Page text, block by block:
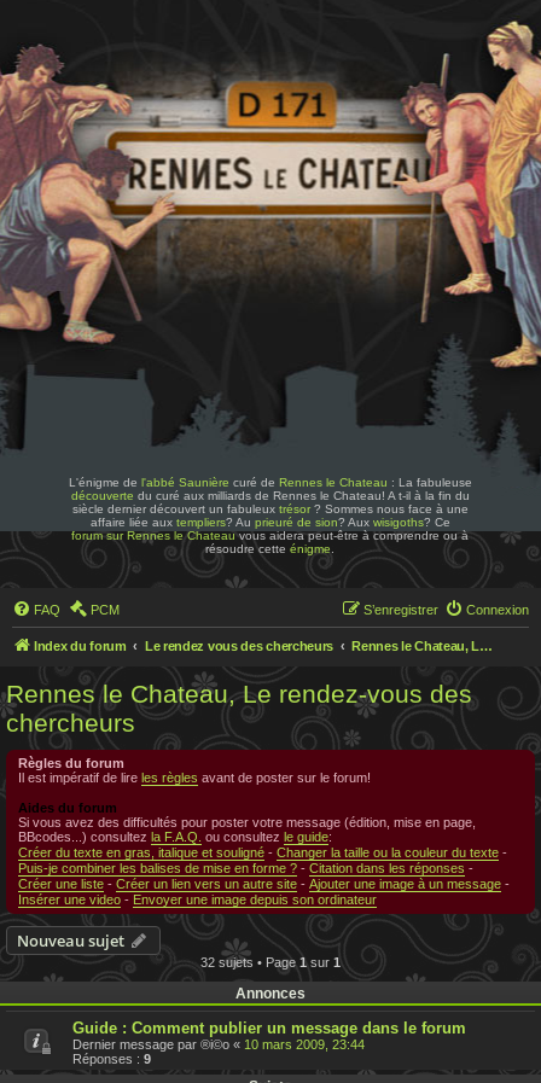
L'énigme de l'abbé Saunière curé de Rennes le Chateau : La fabuleuse
découverte du curé aux milliards de Rennes le Chateau! A t-il à la fin du
siècle dernier découvert un fabuleux trésor? Sommes nous face à une
affaire liée aux templiers? Au prieuré de sion? Aux wisigoths? Ce
forum sur Rennes le Chateauvous aidera peut-être à comprendre ou à
résoudre cetteénigme
FAQ PCM Connexion
S’enregistrer
Index du forum Le rendez vous des chercheurs Rennes le Chateau, Le rendez-vous des chercheurs
Rennes le Chateau, Le rendez-vous des
chercheurs
Règles du forum
Il est impératif de lire les règles avant de poster sur le forum!
Aides du forum
Si vous avez des difficultés pour poster votre message (édition, mise en page,
BBcodes...) consultez la F.A.Q. ou consultez le guide:
Créer du texte en gras, italique et souligné - Changer la taille ou la couleur du texte -
Puis-je combiner les balises de mise en forme ? - Citation dans les réponses -
Créer une liste - Créer un lien vers un autre site - Ajouter une image à un message -
Insérer une video - Envoyer une image depuis son ordinateur
Nouveau sujet
32 sujets • Page 1sur 1
Annonces
Guide : Comment publier un message dans le forum
Dernier message par ®i©o « 10 mars 2009, 23:44
Réponses : 9